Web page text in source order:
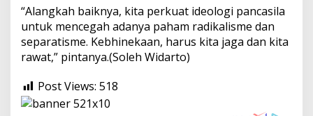
“Alangkah baiknya, kita perkuat ideologi pancasila
untuk mencegah adanya paham radikalisme dan
separatisme. Kebhinekaan, harus kita jaga dan kita
rawat,” pintanya.(Soleh Widarto)
Post Views: 518